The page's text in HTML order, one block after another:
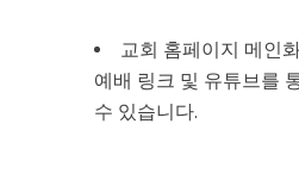
교회 홈페이지 메인
예배 링크 및 유튜브를
수 있습니다.